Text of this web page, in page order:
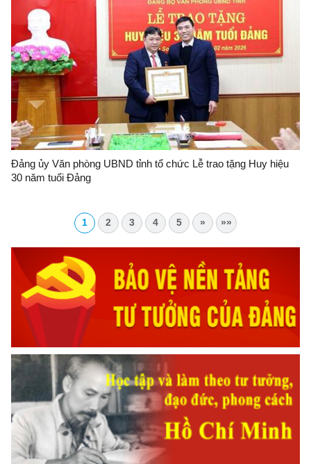
Đảng ủy Văn phòng UBND tỉnh tổ chức Lễ trao tặng Huy hiệu
30 năm tuổi Đảng
1 2 3 4 5 » »»